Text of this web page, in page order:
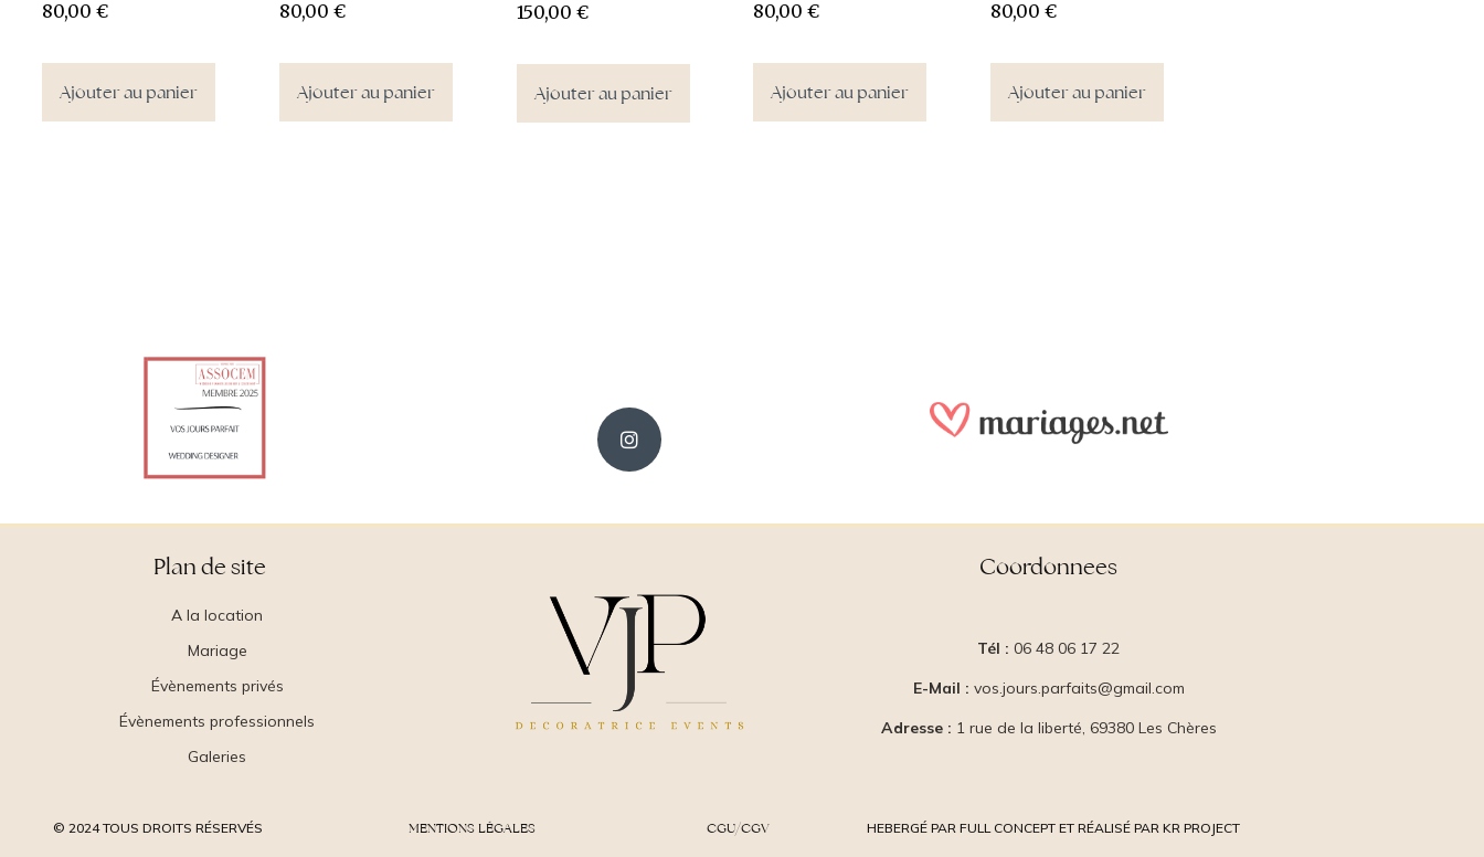
80,00 €
Ajouter au panier
80,00 €
Ajouter au panier
150,00 €
Ajouter au panier
80,00€
Ajouter au panier
80,00€
Ajouter au panier
Plan de site
A la location
Mariage
Évènements privés
Évènements professionnels
Galeries
Coordonnees
Tél :06 48 06 17 22
E-Mail : vos.jours.parfaits@gmail.com
Adresse : 1 rue de la liberté, 69380 Les Chères
© 2024 TOUS DROITS RÉSERVÉS MENTIONS LÉGALES CGU/CGV HEBERGÉ PAR FULL CONCEPT ET RÉALISÉ PAR KR PROJECT